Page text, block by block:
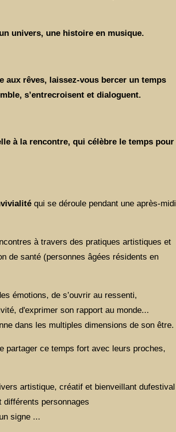
univers, une histoire en musique.
aux rêves, laissez-vous bercer un temps
s’entrecroisent et dialoguent.
à la rencontre, qui célèbre le temps pour
qui se déroule pendant une après-midi
à travers des pratiques artistiques et
de santé (personnes âgées résidents en
émotions, de s’ouvrir au ressenti,
d'exprimer son rapport au monde...
dans les multiples dimensions de son être.
partager ce temps fort avec leurs proches,
artistique, créatif et bienveillant dufestival
personnages
signe ...